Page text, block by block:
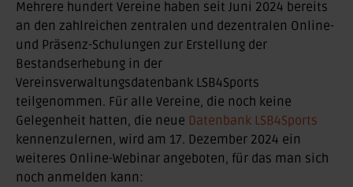
Mehrere hundert Vereine haben seit Juni 2024 bereits
an den zahlreichen zentralen und dezentralen Online-
und Präsenz-Schulungen zur Erstellung der
Bestandserhebung in der
Vereinsverwaltungsdatenbank LSB4Sports
teilgenommen. Für alle Vereine, die noch keine
Gelegenheit hatten, die neue Datenbank LSB4Sports
kennenzulernen, wird am 17. Dezember 2024 ein
weiteres Online-Webinar angeboten, für das man sich
noch anmelden kann: